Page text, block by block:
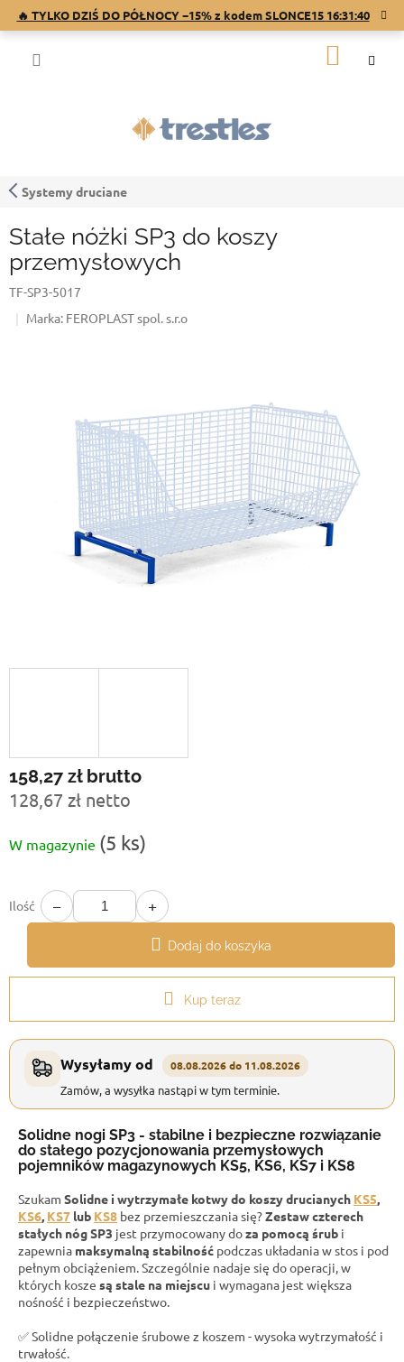
🔥 TYLKO DZIŚ DO PÓŁNOCY −15% z kodem SLONCE15 16:31:40
Systemy druciane
Stałe nóżki SP3 do koszy
przemysłowych
TF-SP3-5017
Marka: FEROPLAST spol. s.r.o
158,27 zł brutto
128,67 zł netto
jednostkowa:
W magazynie (5 ks)
Ilość − +
Dodaj do koszyka
Kup teraz
Wysyłamy od 08.08.2026 do 11.08.2026
Zamów, a wysyłka nastąpi w tym terminie.
Solidne nogi SP3 - stabilne i bezpieczne rozwiązanie
do stałego pozycjonowania przemysłowych
pojemników magazynowych KS5, KS6, KS7 i KS8
Szukam Solidne i wytrzymałe kotwy do koszy drucianych KS5
KS6 KS7 lub KS8 bez przemieszczania się?Zestaw czterech
stałych nóg SP3 jest przymocowany doza pomocą śrub i
zapewnia maksymalną stabilność podczas układania w stos i pod
pełnym obciążeniem. Szczególnie nadaje się do operacji, w
których kosze są stale na miejscu i wymagana jest większa
nośność i bezpieczeństwo.
✅ Solidne połączenie śrubowe z koszem - wysoka wytrzymałość i
trwałość.